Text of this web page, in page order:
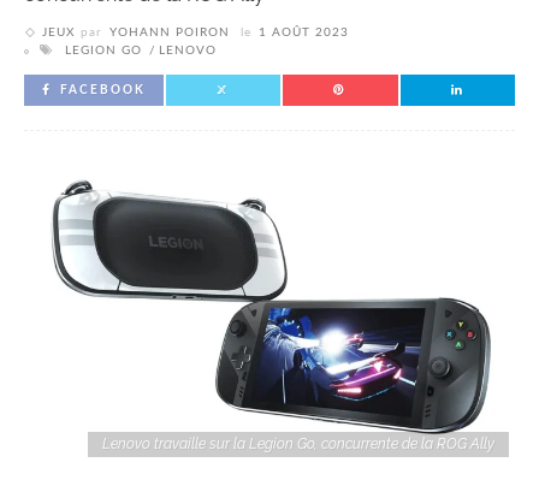
JEUX par YOHANN POIRON le
1 AOÛT 2023
LEGION GO
LENOVO
FACEBOOK
Lenovo travaille sur la Legion Go, concurrente de la ROG Ally